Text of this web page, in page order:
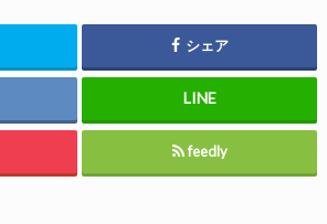
シェア
feedly